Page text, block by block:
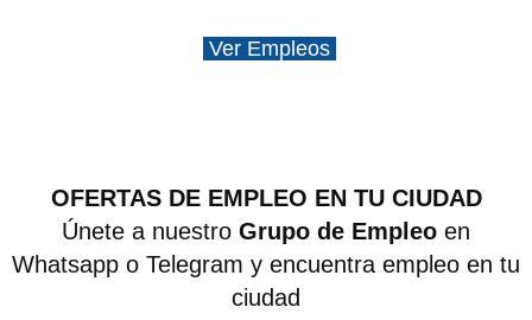
Ver Empleos
OFERTAS DE EMPLEO EN TU CIUDAD
Únete a nuestro Grupo de Empleo en
Whatsapp o Telegram y encuentra empleo en tu
ciudad